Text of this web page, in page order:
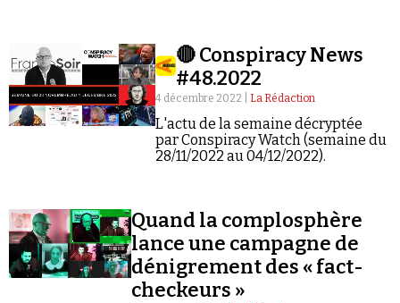
🔴 Conspiracy News
#48.2022
4 décembre 2022 | La Rédaction
L'actu de la semaine décryptée
par Conspiracy Watch (semaine du
28/11/2022 au 04/12/2022).
Quand la complosphère
lance une campagne de
dénigrement des « fact-
checkeurs »